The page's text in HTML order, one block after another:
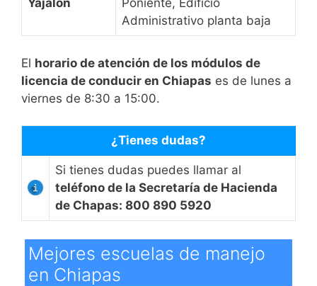
Yajalón
Poniente, Edificio
Administrativo planta baja
El horario de atención de los módulos de
licencia de conducir en Chiapas es de lunes a
viernes de 8:30 a 15:00.
¿Tienes dudas?
Si tienes dudas puedes llamar al
teléfono de la Secretaría de Hacienda
de Chapas: 800 890 5920
Mejores escuelas de manejo
en Chiapas